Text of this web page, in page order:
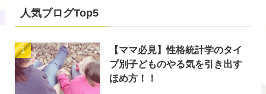
人気ブログTop5
【ママ必見】性格統計学のタイ
プ別子どものやる気を引き出す
ほめ方！！